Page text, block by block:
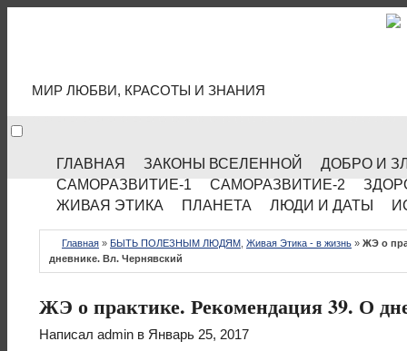
МИР ЛЮБВИ, КРАСОТЫ И ЗНАНИЯ
ГЛАВНАЯ ЗАКОНЫ ВСЕЛЕННОЙ
ДОБРО И
САМОРАЗВИТИЕ-1
САМОРАЗВИТИЕ-2
ЖИВАЯ ЭТИКА
ПЛАНЕТА ЛЮДИ И ДАТЫ
Главная » БЫТЬ ПОЛЕЗНЫМ ЛЮДЯМ Живая Этика - в жизнь » ЖЭ о
дневнике. Вл. Чернявский
ЖЭ о практике. Рекомендация 39. О
Написал admin в Январь 25, 2017